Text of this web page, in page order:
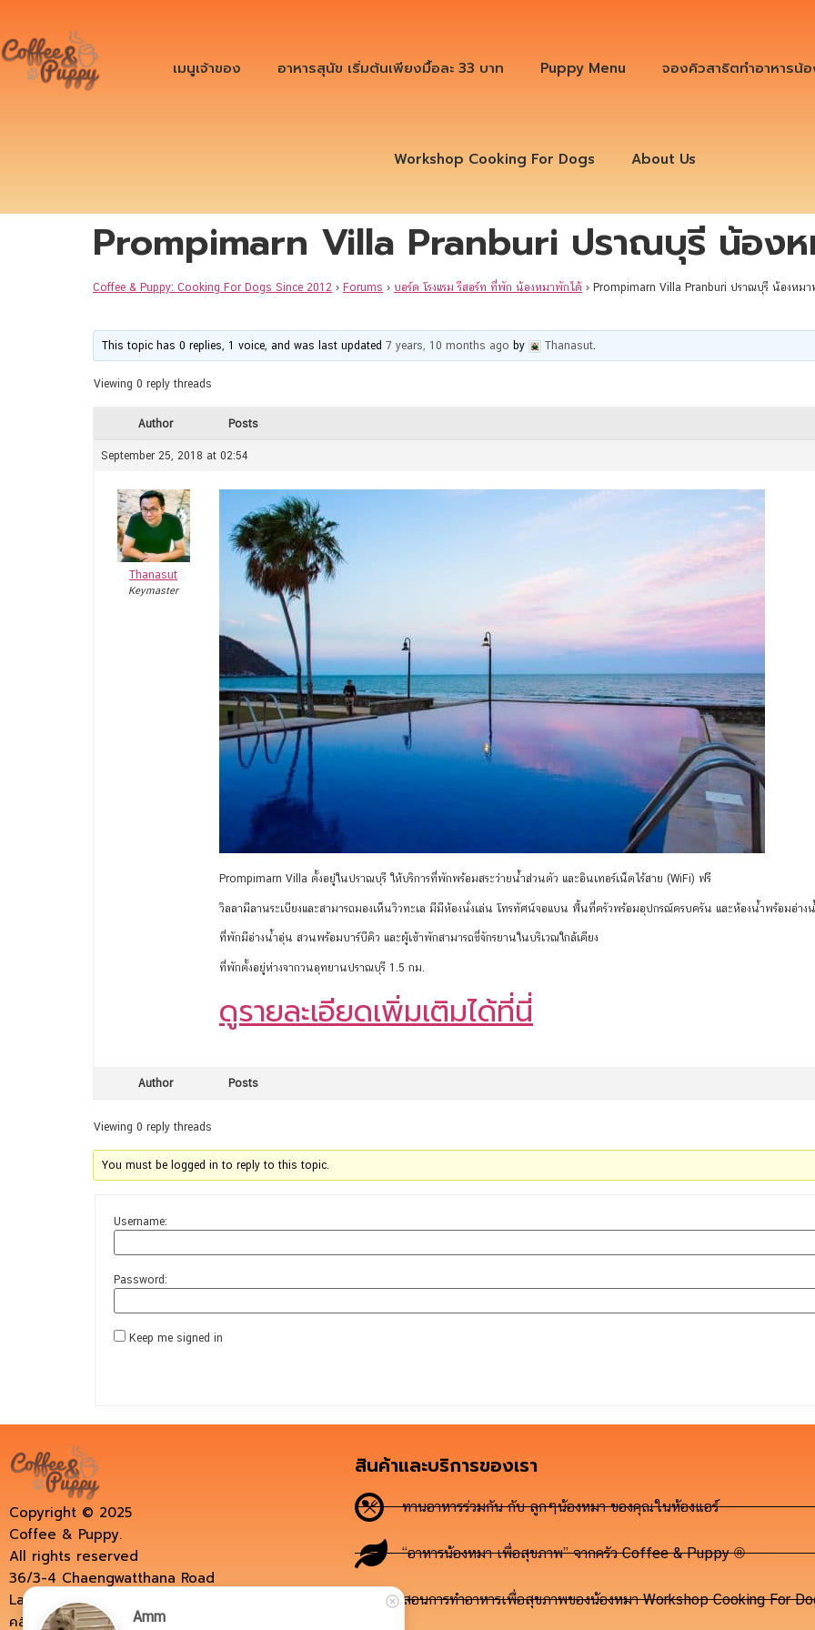
เมนูเจ้าของ อาหารสุนัข เริ่มต้นเพียงมื้อละ 33 บาท Puppy Menu จองคิวสาธิตทำอาหารน้
Workshop Cooking For Dogs About Us
Prompimarn Villa Pranburi ปราณบุรี น้อง
Coffee & Puppy: Cooking For Dogs Since 2012 › Forums › บอร์ด โรงแรม รีสอร์ท ที่พัก น้องหมาพักได้ › Prompimarn Villa Pranburi ปราณบุรี น้องหมา
This topic has 0 replies, 1 voice, and was last updated7 years, 10 months ago by Thanasut.
Viewing 0 reply threads
Author Posts
September 25, 2018 at 02:54
Thanasut
Keymaster
Prompimarn Villa ตั้งอยู่ในปราณบุรี ให้บริการที่พักพร้อมสระว่ายน้ำส่วนตัว และอินเทอร์เน็ตไร้สาย (WiFi) ฟรี
วิลลามีลานระเบียงและสามารถมองเห็นวิวทะเล มีมีห้องนั่งเล่น โทรทัศน์จอแบน พื้นที่ครัวพร้อมอุปกรณ์ครบครัน และห้องน้ำพร้อมอ่าง
ที่พักมีอ่างน้ำอุ่น สวนพร้อมบาร์บีคิว และผู้เข้าพักสามารถขี่จักรยานในบริเวณใกล้เคียง
ที่พักตั้งอยู่ห่างจากวนอุทยานปราณบุรี 1.5 กม.
ดูรายละเอียดเพิ่มเติมได้ที่นี่
Author Posts
Viewing 0 reply threads
You must be logged in to reply to this topic.
Username:
Password:
Keep me signed in
Copyright © 2025
Coffee & Puppy.
All rights reserved
36/3-4 Chaengwatthana Road
Laksi, BKK 10210, Thailand.
คลิกโทรหาเราได้ที่นี่: 099-186-9555
สินค้าและบริการของเรา
ทานอาหารร่วมกัน กับ ลูกๆน้องหมา ของคุณในห้องแอร์
“อาหารน้องหมา เพื่อสุขภาพ” จากครัว Coffee & Puppy ®
สอนการทำอาหารเพื่อสุขภาพของน้องหมา Workshop Cooking For